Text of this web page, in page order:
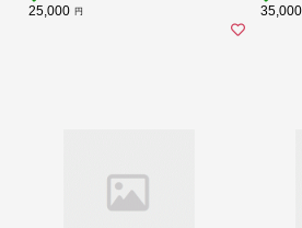
25,000 円 35,000